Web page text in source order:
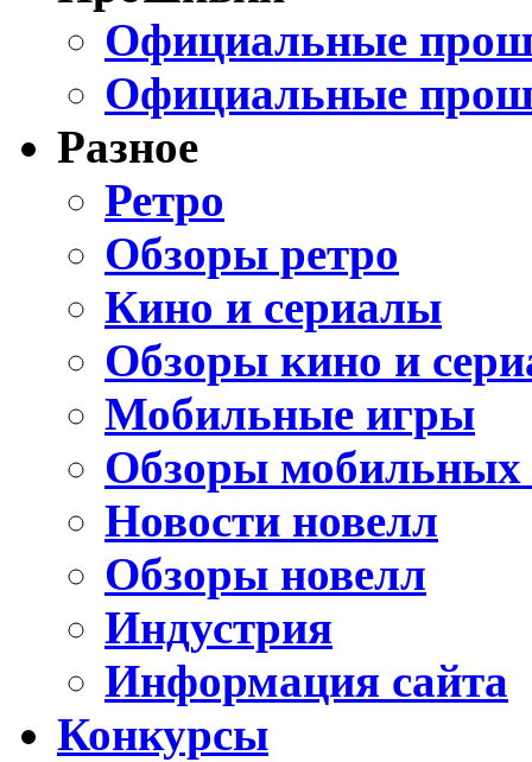
Официальные
Официальные
Разное
Ретро
Обзоры ретро
Кино и сериалы
Обзоры кино и
Мобильные игры
Обзоры мобильных
Новости новелл
Обзоры новелл
Индустрия
Информация сайта
Конкурсы